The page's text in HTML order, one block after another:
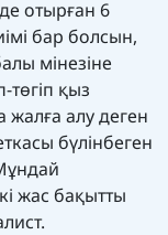
отырған 6
бар болсын,
мінезіне
қыз
жалға алу деген
бүлінбеген
жас бақытты